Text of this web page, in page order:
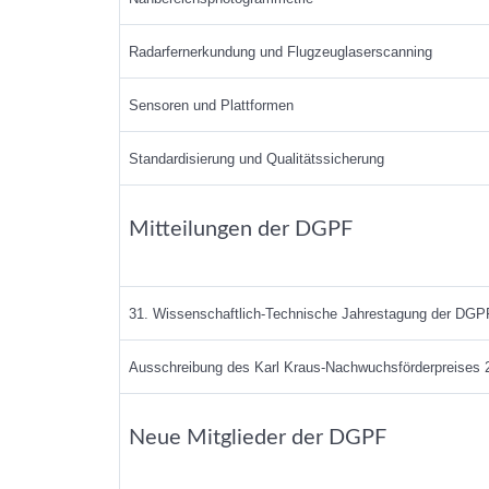
Radarfernerkundung und Flugzeuglaserscanning
Sensoren und Plattformen
Standardisierung und Qualitätssicherung
Mitteilungen der DGPF
31. Wissenschaftlich-Technische Jahrestagung der
Ausschreibung des Karl Kraus-Nachwuchsförderpreises
Neue Mitglieder der DGPF